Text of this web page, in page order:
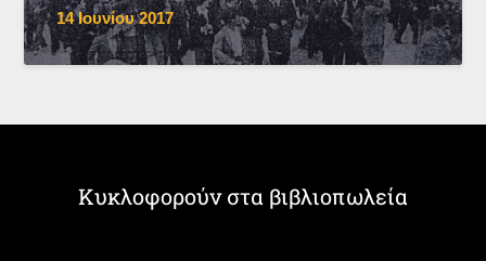
14 Ιουνίου 2017
Κυκλοφορούν στα βιβλιοπωλεία